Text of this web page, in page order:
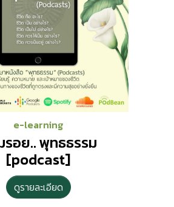
e-learning
รอย.. พุทธธรรม
[podcast]
ดูรายละเอียด